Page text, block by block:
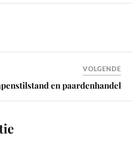
VOLGENDE
en paardenhandel